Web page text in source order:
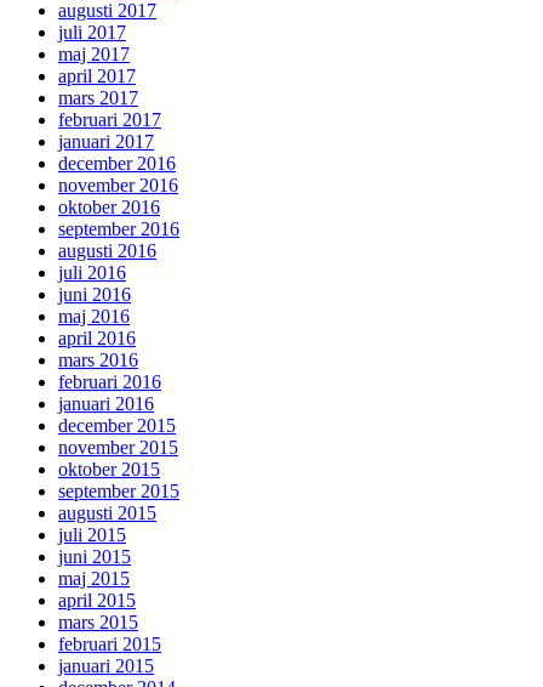
augusti 2017
juli 2017
maj 2017
april 2017
mars 2017
februari 2017
januari 2017
december 2016
november 2016
oktober 2016
september 2016
augusti 2016
juli 2016
juni 2016
maj 2016
april 2016
mars 2016
februari 2016
januari 2016
december 2015
november 2015
oktober 2015
september 2015
augusti 2015
juli 2015
juni 2015
maj 2015
april 2015
mars 2015
februari 2015
januari 2015